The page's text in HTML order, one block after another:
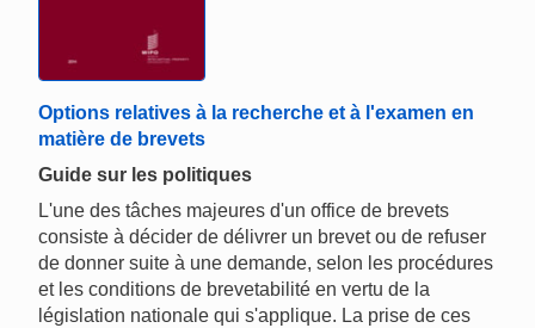
Options relatives à la recherche et à l'examen en
matière de brevets
Guide sur les politiques
L'une des tâches majeures d'un office de brevets
consiste à décider de délivrer un brevet ou de refuser
de donner suite à une demande, selon les procédures
et les conditions de brevetabilité en vertu de la
législation nationale qui s'applique. La prise de ces